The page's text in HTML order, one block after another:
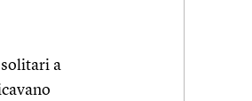
a